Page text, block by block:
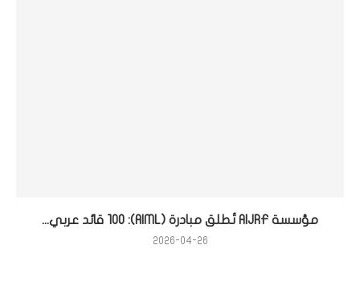
مؤسسة AIJRF تُطلق مبادرة (AIML): 100 قائد عربي...
2026-04-26